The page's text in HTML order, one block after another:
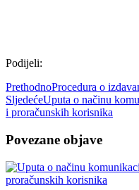
Podijeli:
PrethodnoProcedura o
SljedećeUputa o načinu
i proračunskih korisnika
Povezane objave